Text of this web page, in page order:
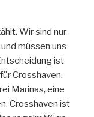
Wir sind nur
müssen uns
ist
Crosshaven.
Marinas, eine
Crosshaven ist